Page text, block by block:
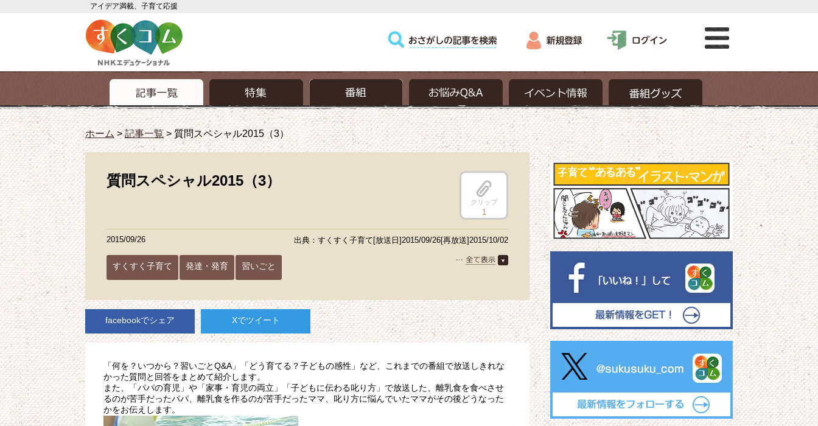
アイデア満載、子育て応援
ホーム>記事一覧>質問スペシャル2015（3）
質問スペシャル2015（3）
クリップ
1
2015/09/26 出典：すくすく子育て[放送日]2015/09/26[再放送]2015/10/02
すくすく子育て 発達・発育 習いごと
facebookでシェア Xでツイート
「何を？いつから？習いごとQ&A」「どう育てる？子どもの感性」など、これまでの番組で放送しきれな
かった質問と回答をまとめて紹介します。
また、「パパの育児」や「家事・育児の両立」「子どもに伝わる叱り方」で放送した、離乳食を食べさせ
るのが苦手だったパパ、離乳食を作るのが苦手だったママ、叱り方に悩んでいたママがその後どうなった
かをお伝えします。